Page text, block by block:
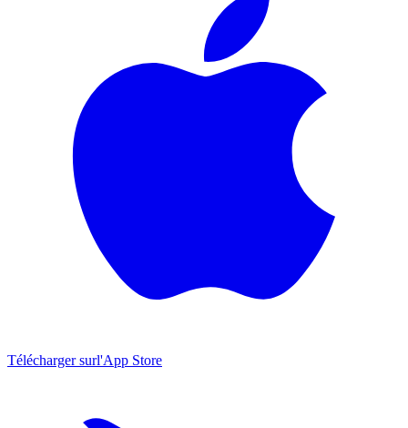
Télécharger surl'App Store